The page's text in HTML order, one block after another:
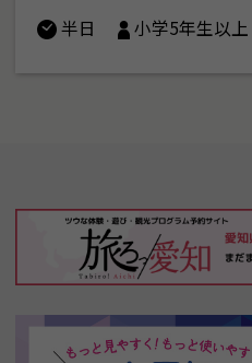
半日
小学5年生以上